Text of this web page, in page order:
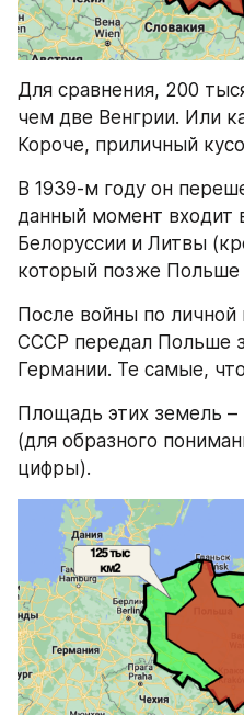
Для сравнения, 200
чем две Венгрии. Или
Короче, приличный
В 1939-м году он
данный момент входит
Белоруссии и Литвы
который позже Польше
После войны по личной
СССР передал Польше
Германии. Те самые,
Площадь этих земель –
(для образного
цифры).